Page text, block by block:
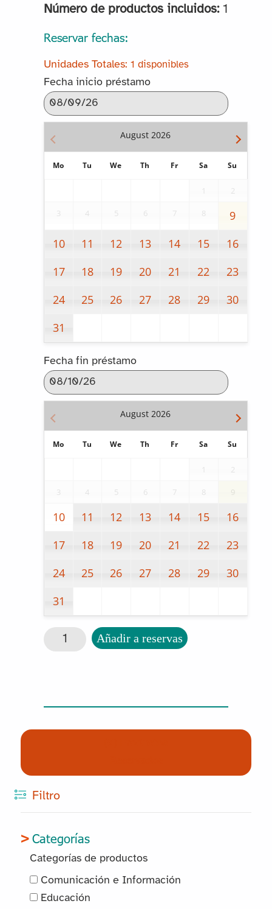
Número de productos incluidos:1
Reservar fechas:
1 disponibles
Fecha inicio préstamo
August 2026
Mo Tu We Th Fr Sa Su
2
3 4 5 6 7 8
9
10
11 12 13 14 15
16
17
18 19 20 21 22
23
24
25 26 27 28 29
30
31
Fecha fin préstamo
August 2026
Mo Tu We Th Fr Sa Su
2
3 4 5 6 7 8 9
10 11 12 13 14 15
16
17
18 19 20 21 22
23
24
25 26 27 28 29
30
31
Deblock cantidadAñadir a reservas
Filtro
Categorías
Categorías de productos
Comunicación e Información
Educación